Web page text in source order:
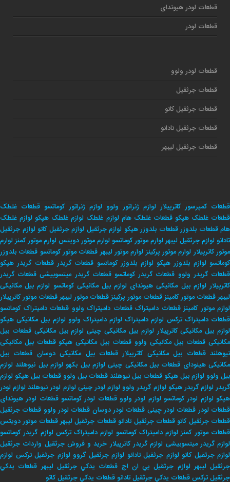
قطعات لودر هیوندای
قطعات لودر
قطعات لودر ولوو
قطعات جرثقیل
قطعات جرثقیل کاتو
قطعات جرثقیل تادانو
قطعات جرثقیل لیبهر
قطعات کمپرسور کاترپیلار لوازم ژنراتور ولوو لوازم ژنراتور کوماتسو قطعات غلطک
قطعات غلطک هپکو قطعات غلطک هام لوازم غلطک لوازم غلطک هپکو لوازم غلطک
هام قطعات بلدوزر قطعات بلدوزر هپکو لوازم جرثقیل لوازم جرثقیل کاتو لوازم جرثقیل
تادانو لوازم جرثقیل لیبهر لوارم موتور کوماتسو لوارم موتور دویتس لوارم موتور کمنز لوارم
موتور کاترپیلار لوارم موتور پرکینز لوارم موتور لیبهر قطعات موتور کوماتسو قطعات بلدوزر
کوماتسو لوازم بلدوزر هپکو لوازم بلدوزر کوماتسو قطعات گریدر قطعات گریدر هپکو
قطعات گریدر ولوو قطعات گریدر کوماتسو قطعات گریدر میتسوبیشی قطعات گریدر
کاترپیلار لوازم بیل مکانیکی هیوندای لوازم بیل مکانیکی کوماتسو لوازم بیل مکانیکی
لیبهرقطعات موتور کامینزقطعات موتور پرکینزقطعات موتور لیبهرقطعات موتور کاترپیلار
لوازم موتور کامینز قطعات دامپتراک قطعات دامپتراک ولوو قطعات دامپتراک کوماتسو
قطعات دامپتراک ترکس لوازم دامپتراک لوازم دامپتراک ولوو لوازم بیل مکانیکی هپکو
لوازم بیل مکانیکی کاترپیلار لوازم بیل مکانیکی چینی لوازم بیل مکانیکی قطعات بیل
مکانیکی قطعات بیل مکانیکی ولوو قطعات بیل مکانیکی هپکو قطعات بیل مکانیکی
نیوهلند قطعات بیل مکانیکی کاترپیلار قطعات بیل مکانیکی دوسان قطعات بیل
مکانیکی هینودای قطعات بیل مکانیکی چینی لوازم بیل بکهو لوازم بیل نیوهلند لوازم
بیل ولوو لوازم بیل هپکوقطعات بیل نیوهلندقطعات بیل ولووقطعات بیل هپکو لوازم
گریدر لوازم گریدر هپکو لوازم گریدر ولوو لوازم لودر چینی لوازم لودر نیوهلند لوازم لودر
هپکو لوازم لودر کوماتسو لوازم لودر ولوو قطعات لودر کوماتسو قطعات لودر هیوندای
قطعات لودر قطعات لودر چینی قطعات لودر دوسان قطعات لودر ولوو قطعات جرثقیل
قطعات جرثقیل کاتوقطعات جرثقیل تادانوقطعات جرثقیل لیبهرقطعات موتور دویتس
قطعات موتور کمنز لوازم دامپتراک کوماتسو لوازم دامپتراک ترکس لوازم گریدر کوماتسو
لوازم گریدر میتسوبیشی لوازم گریدر کاترپیلار خريد و فروش جرثقيل واردات جرثقيل
لوازم جرثقيل كاتو لوازم جرثقيل تادانو لوازم جرثقيل گروو لوازم جرثقيل تركس لوازم
جرثقيل ليبهر لوازم جرثقيل پي ان اچ قطعات يدكي جرثقيل ليبهر قطعات يدكي
جرثقيل تركسقطعات يدكي جرثقيل تادانوقطعات يدكي جرثقيل كاتو